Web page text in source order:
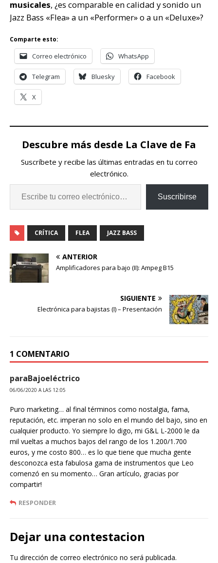
musicales, ¿es comparable en calidad y sonido un
Jazz Bass «Flea» a un «Performer» o a un «Deluxe»?
Comparte esto:
Correo electrónico WhatsApp
Telegram Bluesky Facebook
X
Descubre más desde La Clave de Fa
Suscríbete y recibe las últimas entradas en tu correo
electrónico.
Suscribirse
CRÍTICA FLEA JAZZ BASS
ANTERIOR
Amplificadores para bajo (II): Ampeg B15
SIGUIENTE
Electrónica para bajistas (I) – Presentación
1 COMENTARIO
paraBajoeléctrico
06/06/2020 A LAS 12:05
Puro marketing… al final términos como nostalgia, fama,
reputación, etc. imperan no solo en el mundo del bajo, sino en
cualquier producto. Yo siempre lo digo, mi G&L L-2000 le da
mil vueltas a muchos bajos del rango de los 1.200/1.700
euros, y me costo 800… es lo que tiene que mucha gente
desconozca esta fabulosa gama de instrumentos que Leo
comenzó en su momento… Gran artículo, gracias por
compartir!
RESPONDER
Dejar una contestacion
Tu dirección de correo electrónico no será publicada.